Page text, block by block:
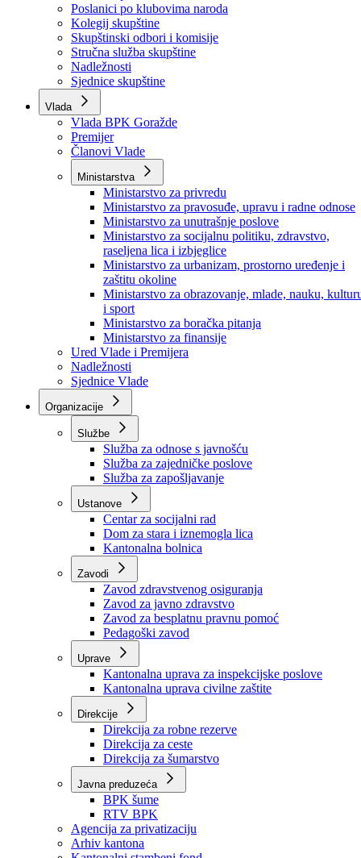
Skupština BPK Goražde
Rukovodstvo
Poslanici po strankama
Poslanici po klubovima naroda
Kolegij skupštine
Skupštinski odbori i komisije
Stručna služba skupštine
Nadležnosti
Sjednice skupštine
Vlada
Vlada BPK Goražde
Premijer
Članovi Vlade
Ministarstva
Ministarstvo za privredu
Ministarstvo za pravosuđe, upravu i radne odnose
Ministarstvo za unutrašnje poslove
Ministarstvo za socijalnu politiku, zdravstvo,
raseljena lica i izbjeglice
Ministarstvo za urbanizam, prostorno uređenje i
zaštitu okoline
Ministarstvo za obrazovanje, mlade, nauku,
i sport
Ministarstvo za boračka pitanja
Ministarstvo za finansije
Ured Vlade i Premijera
Nadležnosti
Sjednice Vlade
Organizacije
Službe
Služba za odnose s javnošću
Služba za zajedničke poslove
Služba za zapošljavanje
Ustanove
Centar za socijalni rad
Dom za stara i iznemogla lica
Kantonalna bolnica
Zavodi
Zavod zdravstvenog osiguranja
Zavod za javno zdravstvo
Zavod za besplatnu pravnu pomoć
Pedagoški zavod
Kantonalna uprava za inspekcijske poslove
Kantonalna uprava civilne zaštite
Direkcije
Direkcija za robne rezerve
Direkcija za ceste
Direkcija za šumarstvo
Javna preduzeća
BPK šume